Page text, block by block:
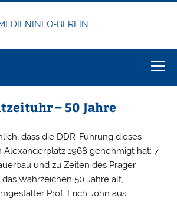
– 50 Jahre
dass die DDR-Führung dieses
1968 genehmigt hat: 7
und zu Zeiten des Prager
Wahrzeichen 50 Jahre alt,
Prof. Erich John aus